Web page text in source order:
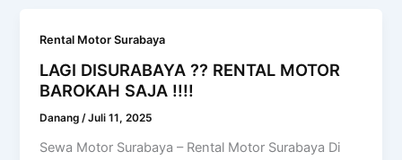
Rental Motor Surabaya
LAGI DISURABAYA ?? RENTAL MOTOR
BAROKAH SAJA !!!!
Danang/Juli 11, 2025
Sewa Motor Surabaya – Rental Motor Surabaya Di